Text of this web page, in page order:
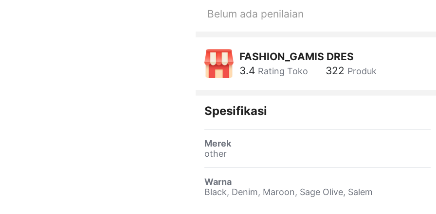
Belum ada penilaian
FASHION_GAMIS DRES
3.4 Rating Toko 322 Produk
Spesifikasi
Merek
other
Warna
Black, Denim, Maroon, Sage Olive, Salem